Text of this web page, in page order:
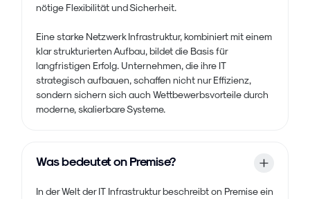
nötige Flexibilität und Sicherheit.
Eine starke Netzwerk Infrastruktur, kombiniert mit einem
klar strukturierten Aufbau, bildet die Basis für
langfristigen Erfolg. Unternehmen, die ihre IT
strategisch aufbauen, schaffen nicht nur Effizienz,
sondern sichern sich auch Wettbewerbsvorteile durch
moderne, skalierbare Systeme.
Was bedeutet on Premise?
In der Welt der IT Infrastruktur beschreibt on Premise ein